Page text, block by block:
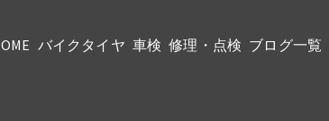
バイクタイヤ 車検 修理・点検 ブログ一覧